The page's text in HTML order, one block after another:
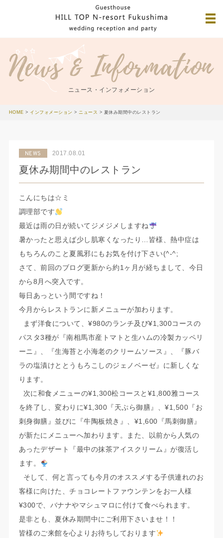
ニュース・インフォメーション
HOME > インフォメーション >ニュース > 夏休み期間中のレストラン
NEWS 2017.08.01
夏休み期間中のレストラン
こんにちは☆ミ
調理部です
最近は雨の日が続いてジメジメしますね
暑かったと思えば少し肌寒くなったり…皆様、熱中症は
もちろんのこと夏風邪にもお気を付け下さい(^-^;
さて、前回のブログ更新から約1ヶ月が経ちまして、今日
から8月へ突入です。
毎日あっという間ですね！
今月からレストランに新メニューが加わります。
まず洋食について、¥980のランチ及び¥1,300コースの
パスタ3種が『南相馬市産トマトと生ハムの冷製カッペリ
ーニ』、『生海苔と小海老のクリームソース』、『豚バ
ラの塩漬けととうもろこしのジェノベーゼ』に新しくな
ります。
次に和食メニューの¥1,300松コースと¥1,800雅コース
を終了し、変わりに¥1,300『天ぷら御膳』、¥1,500『お
刺身御膳』並びに『牛陶板焼き』、¥1,600『馬刺御膳』
が新たにメニューへ加わります。また、以前から人気の
あったデザート『最中の抹茶アイスクリーム』が復活し
ます。
そして、何と言っても今月のオススメする子供連れのお
客様に向けた、チョコレートファウンテンをお一人様
¥300で、バナナやマシュマロに付けて食べられます。
是非とも、夏休み期間中にご利用下さいませ！！
皆様のご来館を心よりお待ちしております